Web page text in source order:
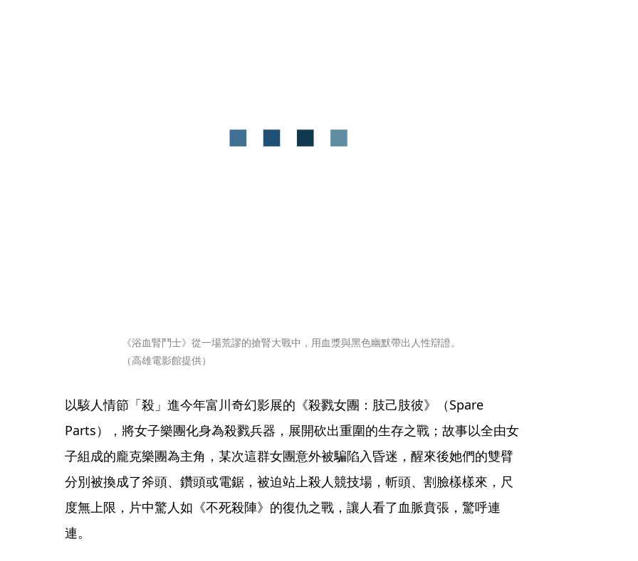
《浴血腎鬥士》從一場荒謬的搶腎大戰中，用血漿與黑色幽默帶出人性辯證。
（高雄電影館提供）
以駭人情節「殺」進今年富川奇幻影展的《殺戮女團：肢己肢彼》（Spare
Parts），將女子樂團化身為殺戮兵器，展開砍出重圍的生存之戰；故事以全由女
子組成的龐克樂團為主角，某次這群女團意外被騙陷入昏迷，醒來後她們的雙臂
分別被換成了斧頭、鑽頭或電鋸，被迫站上殺人競技場，斬頭、割臉樣樣來，尺
度無上限，片中驚人如《不死殺陣》的復仇之戰，讓人看了血脈賁張，驚呼連
連。